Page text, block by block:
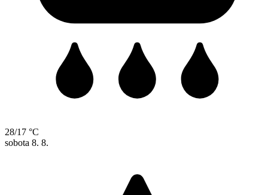
28/17 °C
sobota 8. 8.